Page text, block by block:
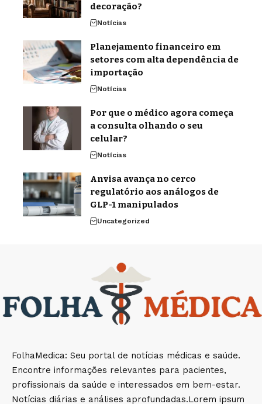
decoração?
Notícias
Planejamento financeiro em
setores com alta dependência de
importação
Notícias
Por que o médico agora começa
a consulta olhando o seu
celular?
Notícias
Anvisa avança no cerco
regulatório aos análogos de
GLP-1 manipulados
Uncategorized
FolhaMedica: Seu portal de notícias médicas e saúde.
Encontre informações relevantes para pacientes,
profissionais da saúde e interessados em bem-estar.
Notícias diárias e análises aprofundadas.Lorem ipsum